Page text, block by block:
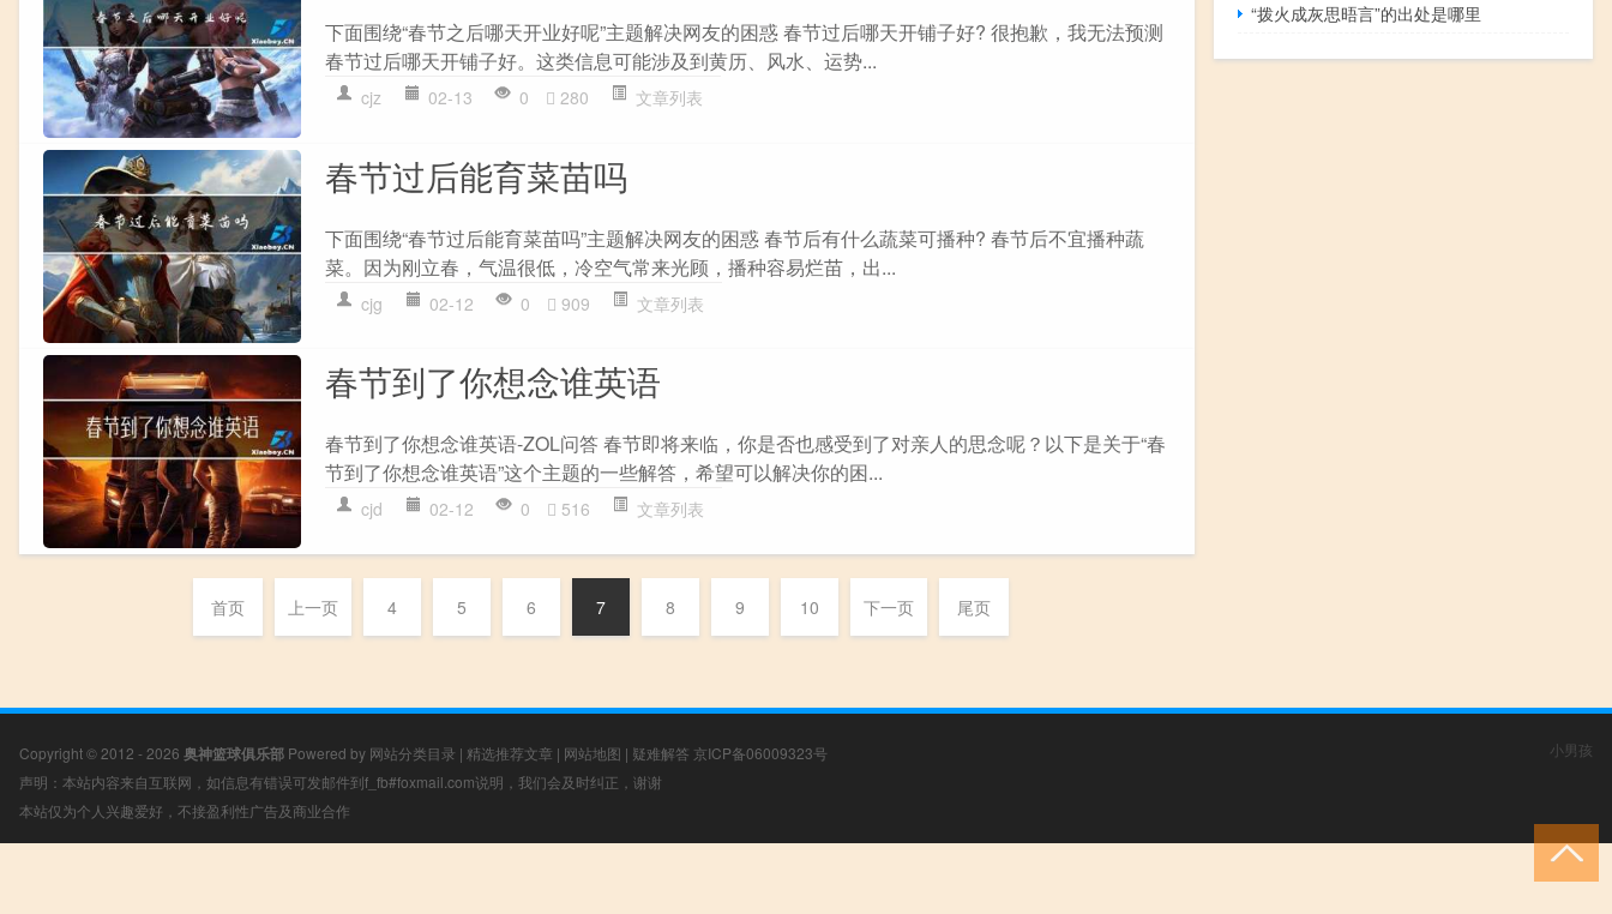
下面围绕“春节之后哪天开业好呢”主题解决网友的困惑 春节过后哪天开铺子好? 很抱歉，我无法预测
春节过后哪天开铺子好。这类信息可能涉及到黄历、风水、运势...
cjz 02-13 0 280 文章列表
春节过后能育菜苗吗
下面围绕“春节过后能育菜苗吗”主题解决网友的困惑 春节后有什么蔬菜可播种? 春节后不宜播种蔬
菜。因为刚立春，气温很低，冷空气常来光顾，播种容易烂苗，出...
cjg 02-12 0 909 文章列表
春节到了你想念谁英语
春节到了你想念谁英语-ZOL问答 春节即将来临，你是否也感受到了对亲人的思念呢？以下是关于“春
节到了你想念谁英语”这个主题的一些解答，希望可以解决你的困...
cjd 02-12 0 516 文章列表
首页 上一页 4 5 6 7 8 9 10 下一页 尾页
“拨火成灰思晤言”的出处是哪里
Copyright © 2012 - 2026 奥神篮球俱乐部 Powered by 网站分类目录 | 精选推荐文章 | 网站地图 | 疑难解答 京ICP备06009323号
声明：本站内容来自互联网，如信息有错误可发邮件到f_fb#foxmail.com说明，我们会及时纠正，谢谢
本站仅为个人兴趣爱好，不接盈利性广告及商业合作
小男孩